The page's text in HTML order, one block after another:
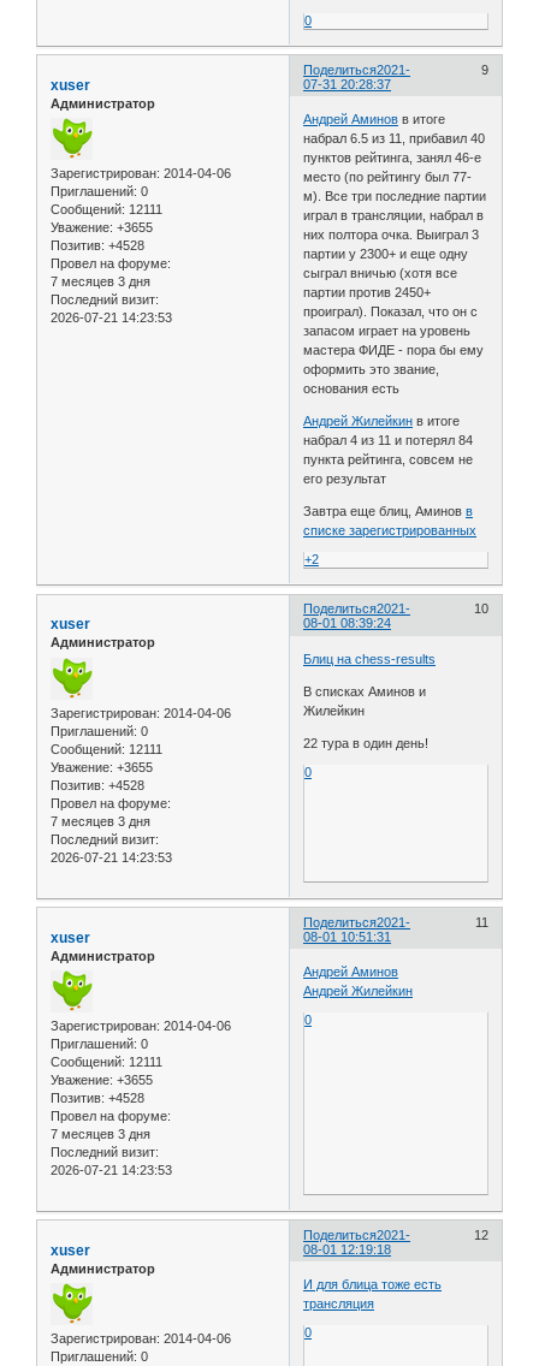
0
Поделиться 9
2021-
07-31 20:28:37
xuser
Администратор
Зарегистрирован: 2014-04-06
Приглашений: 0
Сообщений: 12111
Уважение: +3655
Позитив: +4528
Провел на форуме:
7 месяцев 3 дня
Последний визит:
2026-07-21 14:23:53
Андрей Аминов в итоге
набрал 6.5 из 11, прибавил 40
пунктов рейтинга, занял 46-е
место (по рейтингу был 77-
м). Все три последние партии
играл в трансляции, набрал в
них полтора очка. Выиграл 3
партии у 2300+ и еще одну
сыграл вничью (хотя все
партии против 2450+
проиграл). Показал, что он с
запасом играет на уровень
мастера ФИДЕ - пора бы ему
оформить это звание,
основания есть
Андрей Жилейкин в итоге
набрал 4 из 11 и потерял 84
пункта рейтинга, совсем не
его результат
Завтра еще блиц, Аминовв
списке зарегистрированных
+2
Поделиться 10
2021-
08-01 08:39:24
xuser
Администратор
Зарегистрирован: 2014-04-06
Приглашений: 0
Сообщений: 12111
Уважение: +3655
Позитив: +4528
Провел на форуме:
7 месяцев 3 дня
Последний визит:
2026-07-21 14:23:53
Блиц на chess-results
В списках Аминов и
Жилейкин
22 тура в один день!
0
Поделиться 11
2021-
08-01 10:51:31
xuser
Администратор
Зарегистрирован: 2014-04-06
Приглашений: 0
Сообщений: 12111
Уважение: +3655
Позитив: +4528
Провел на форуме:
7 месяцев 3 дня
Последний визит:
2026-07-21 14:23:53
Андрей Аминов
Андрей Жилейкин
0
Поделиться 12
2021-
08-01 12:19:18
xuser
Администратор
Зарегистрирован: 2014-04-06
Приглашений: 0
И для блица тоже есть
трансляция
0